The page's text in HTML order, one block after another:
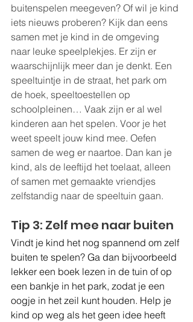
buitenspelen meegeven? Of wil je kind
iets nieuws proberen? Kijk dan eens
samen met je kind in de omgeving
naar leuke speelplekjes. Er zijn er
waarschijnlijk meer dan je denkt. Een
speeltuintje in de straat, het park om
de hoek, speeltoestellen op
schoolpleinen… Vaak zijn er al wel
kinderen aan het spelen. Voor je het
weet speelt jouw kind mee. Oefen
samen de weg er naartoe. Dan kan je
kind, als de leeftijd het toelaat, alleen
of samen met gemaakte vriendjes
zelfstandig naar de speeltuin gaan.
Tip 3: Zelf mee naar buiten
Vindt je kind het nog spannend om zelf
buiten te spelen? Ga dan bijvoorbeeld
lekker een boek lezen in de tuin of op
een bankje in het park, zodat je een
oogje in het zeil kunt houden. Help je
kind op weg als het geen idee heeft